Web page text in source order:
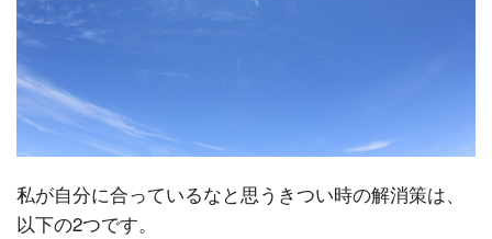
私が自分に合っているなと思うきつい時の解消策は、
以下の2つです。